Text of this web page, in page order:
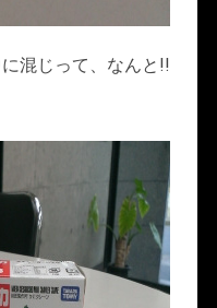
混じって、なんと!!